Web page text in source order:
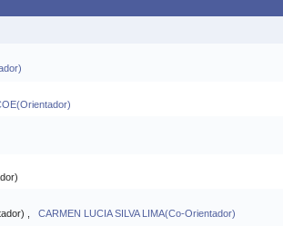
, CARMEN LUCIA SILVA LIMA(Co-Orientador)